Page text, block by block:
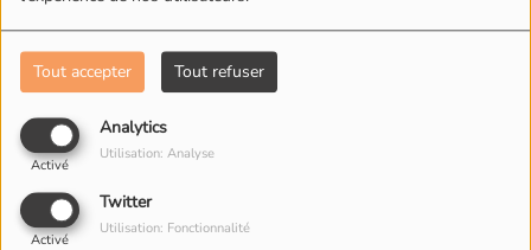
Tout accepter Tout refuser
Analytics
Activé
Utilisation: Analyse
Twitter
Activé
Utilisation: Fonctionnalité